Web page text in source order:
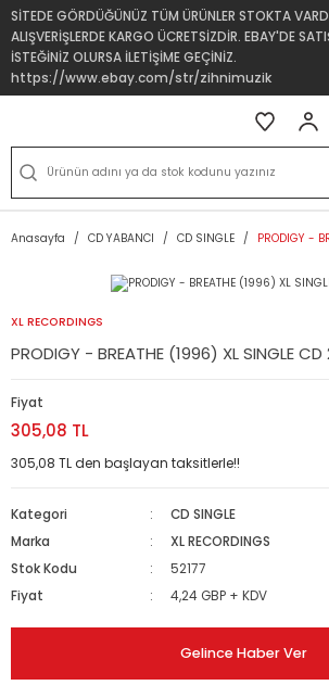
SİTEDE GÖRDÜĞÜNÜZ TÜM ÜRÜNLER STOKTA
ALIŞVERİŞLERDE KARGO ÜCRETSİZDİR. EBAY'DE
İSTEĞİNİZ OLURSA İLETİŞİME GEÇİNİZ.
https://www.ebay.com/str/zihnimuzik
Anasayfa CD YABANCI CD SINGLE PRODIGY -
XL RECORDINGS
PRODIGY - BREATHE (1996) XL SINGLE CD
Fiyat
305,08 TL
305,08 TL den başlayan taksitlerle!!
Kategori
CD SINGLE
Marka
XL RECORDINGS
Stok Kodu
52177
Fiyat
4,24 GBP + KDV
Gelince Haber Ver